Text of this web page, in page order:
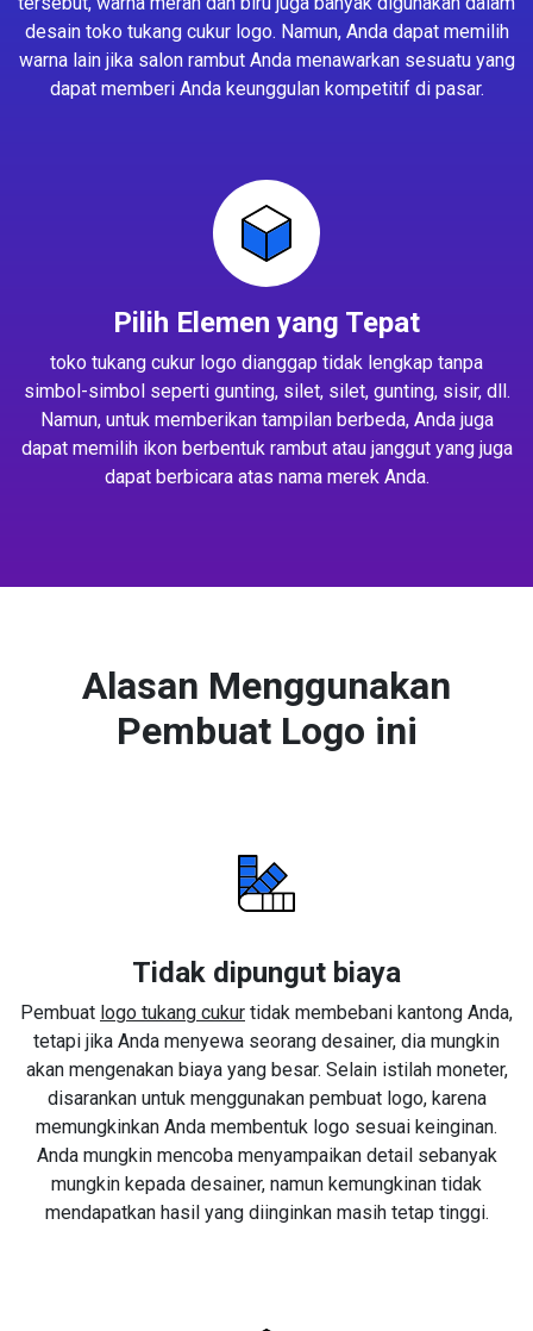
desain toko tukang cukur logo. Namun, Anda dapat memilih
warna lain jika salon rambut Anda menawarkan sesuatu yang
dapat memberi Anda keunggulan kompetitif di pasar.
Pilih Elemen yang Tepat
toko tukang cukur logo dianggap tidak lengkap tanpa
simbol-simbol seperti gunting, silet, silet, gunting, sisir, dll.
Namun, untuk memberikan tampilan berbeda, Anda juga
dapat memilih ikon berbentuk rambut atau janggut yang juga
dapat berbicara atas nama merek Anda.
Alasan Menggunakan
Pembuat Logo ini
Tidak dipungut biaya
Pembuat logo tukang cukur tidak membebani kantong Anda,
tetapi jika Anda menyewa seorang desainer, dia mungkin
akan mengenakan biaya yang besar. Selain istilah moneter,
disarankan untuk menggunakan pembuat logo, karena
memungkinkan Anda membentuk logo sesuai keinginan.
Anda mungkin mencoba menyampaikan detail sebanyak
mungkin kepada desainer, namun kemungkinan tidak
mendapatkan hasil yang diinginkan masih tetap tinggi.